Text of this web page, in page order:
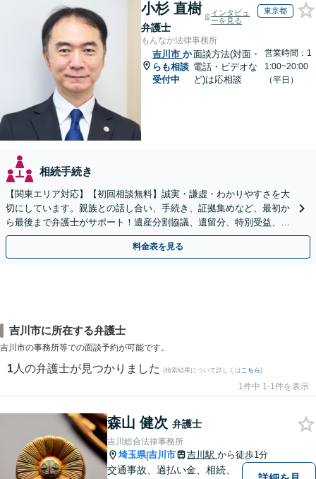
小杉 直樹
弁護士
インタビュ
ーを見る
東京都
もんなか法律事務所
吉川市 か
らも相談
受付中
面談方法(対面・
電話・ビデオな
ど)は応相談
営業時間：1
1:00~20:00
（平日）
相続手続き
【関東エリア対応】【初回相談無料】誠実・謙虚・わかりやすさを大
切にしています。親族との話し合い、手続き、証拠集めなど、最初か
ら最後まで弁護士がサポート！遺産分割協議、遺留分、特別受益、使
い込み、相続放棄など、お任せ【弁護士歴15年以上】
料金表を見る
吉川市に所在する弁護士
吉川市の事務所等での面談予約が可能です。
1 人の弁護士が見つかりました (検索結果について詳しくは こちら)
1件中 1-1件を表示
森山 健次 弁護士
吉川総合法律事務所
埼玉県|吉川市 吉川駅 から徒歩1分
交通事故、過払い金、相続、